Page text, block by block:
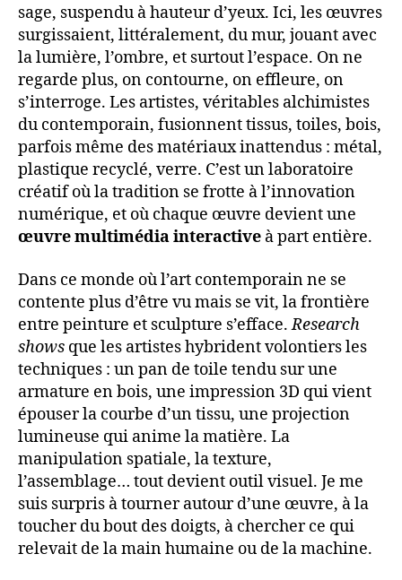
sage, suspendu à hauteur d’yeux. Ici, les œuvres
surgissaient, littéralement, du mur, jouant avec
la lumière, l’ombre, et surtout l’espace. On ne
regarde plus, on contourne, on effleure, on
s’interroge. Les artistes, véritables alchimistes
du contemporain, fusionnent tissus, toiles, bois,
parfois même des matériaux inattendus : métal,
plastique recyclé, verre. C’est un laboratoire
créatif où la tradition se frotte à l’innovation
numérique, et où chaque œuvre devient une
œuvre multimédia interactive à part entière.
Dans ce monde où l’art contemporain ne se
contente plus d’être vu mais se vit, la frontière
entre peinture et sculpture s’efface.Research
shows que les artistes hybrident volontiers les
techniques : un pan de toile tendu sur une
armature en bois, une impression 3D qui vient
épouser la courbe d’un tissu, une projection
lumineuse qui anime la matière. La
manipulation spatiale, la texture,
l’assemblage… tout devient outil visuel. Je me
suis surpris à tourner autour d’une œuvre, à la
toucher du bout des doigts, à chercher ce qui
relevait de la main humaine ou de la machine.